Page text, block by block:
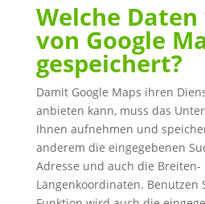
Welche
von Google
gespeichert?
Damit Google Maps ihren
anbieten kann, muss das
Ihnen aufnehmen und
anderem die eingegebenen
Adresse und auch die Breiten-
Längenkoordinaten. Benutzen